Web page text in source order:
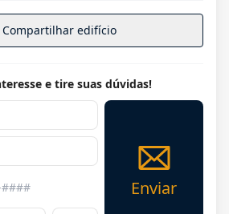
Compartilhar edifício
e tire suas dúvidas!
Enviar